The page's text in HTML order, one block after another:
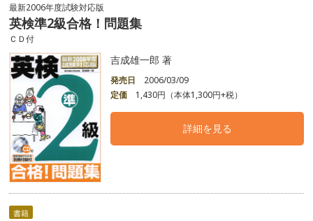
最新2006年度試験対応版
英検準2級合格！問題集
ＣＤ付
吉成雄一郎 著
発売日
2006/03/09
定価
1,430円（本体1,300円+税）
詳細を見る
書籍